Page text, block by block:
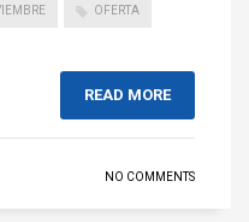
OFERTA
READ MORE
NO COMMENTS